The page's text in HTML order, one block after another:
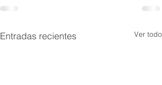
Entradas recientes Ver todo